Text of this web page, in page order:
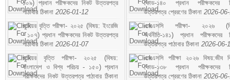
১০৯) প্রধান পরীক্ষকদের নিকট উত্তরপত্র
পাঠাবার ঠিকানা 2026-01-12
জুনিয়র বৃত্তি পরীক্ষা- ২০২৫ (বিষয়: ইংরেজি
- ১০৭) প্রধান পরীক্ষকদের নিকট উত্তরপত্র
পাঠাবার ঠিকানা 2026-01-07
জুনিয়র বৃত্তি পরীক্ষা- ২০২৫ (বিষয়:
বাংলাদেশ ও বিশ্ব পরিচয় - ১৫০) প্রধান
পরীক্ষকদের নিকট উত্তরপত্র পাঠাবার ঠিকানা
কোড-১৪০ প্রধান পরীক্ষকদের
উত্তরপত্র প্রেরণের ঠিকানা 2026-
এসএসসি পরীক্ষা- ২০২৬
অর্থনীতি-১৪১) প্রধান পরীক্ষকদের
উত্তরপত্র পাঠাবার ঠিকানা 2026-06-
এসএসসি পরীক্ষা ২০২৬ বিষয়:জীব
কোড-১৩৮ প্রধান পরীক্ষকদের
উত্তরপত্র প্রেরণের ঠিকানা 2026-